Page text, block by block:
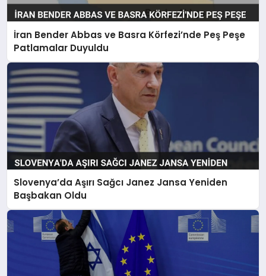
İran Bender Abbas ve Basra Körfezi’nde Peş Peşe
Patlamalar Duyuldu
Slovenya’da Aşırı Sağcı Janez Jansa Yeniden
Başbakan Oldu